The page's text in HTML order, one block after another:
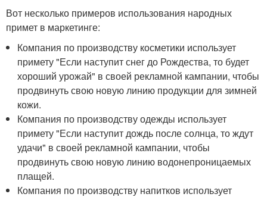
Вот несколько примеров использования народных
примет в маркетинге:
Компания по производству косметики использует
примету "Если наступит снег до Рождества, то будет
хороший урожай" в своей рекламной кампании, чтобы
продвинуть свою новую линию продукции для зимней
кожи.
Компания по производству одежды использует
примету "Если наступит дождь после солнца, то ждут
удачи" в своей рекламной кампании, чтобы
продвинуть свою новую линию водонепроницаемых
плащей.
Компания по производству напитков использует